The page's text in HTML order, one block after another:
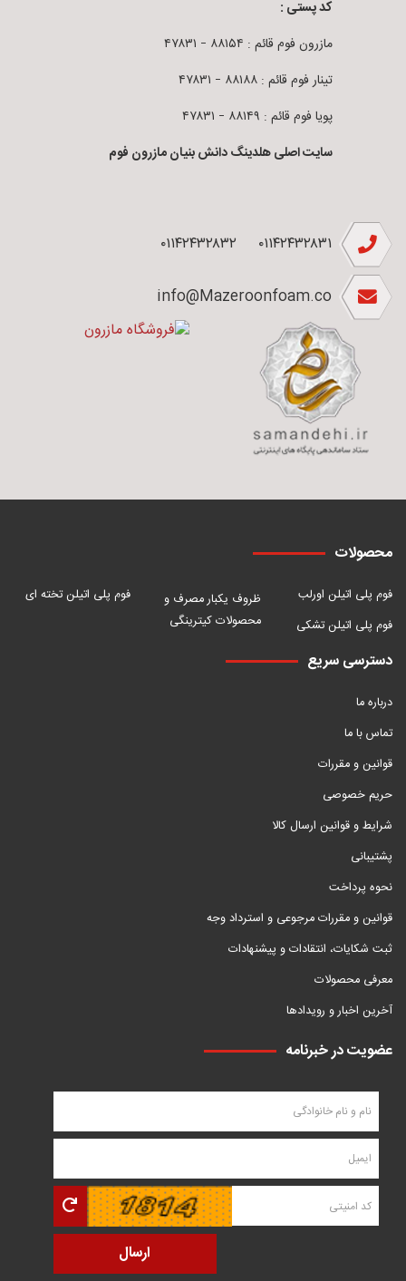
کد پستی :
مازرون فوم قائم : ۸۸۱۵۴ – ۴۷۸۳۱
تینار فوم قائم : ۸۸۱۸۸ – ۴۷۸۳۱
پویا فوم قائم : ۸۸۱۴۹ – ۴۷۸۳۱
سایت اصلی هلدینگ دانش بنیان مازرون فوم
۰۱۱۴۲۴۳۲۸۳۱ ۰۱۱۴۲۴۳۲۸۳۲
info@Mazeroonfoam.co
محصولات
فوم پلی اتیلن اورلب
فوم پلی اتیلن تشکی
ظروف یکبار مصرف و
محصولات کیترینگی
فوم پلی اتیلن تخته ای
دسترسی سریع
درباره ما
تماس با ما
قوانین و مقررات
حریم خصوصی
شرایط و قوانین ارسال کالا
پشتیبانی
نحوه پرداخت
قوانین و مقررات مرجوعی و استرداد وجه
ثبت شکایات، انتقادات و پیشنهادات
معرفی محصولات
آخرین اخبار و رویدادها
عضویت در خبرنامه